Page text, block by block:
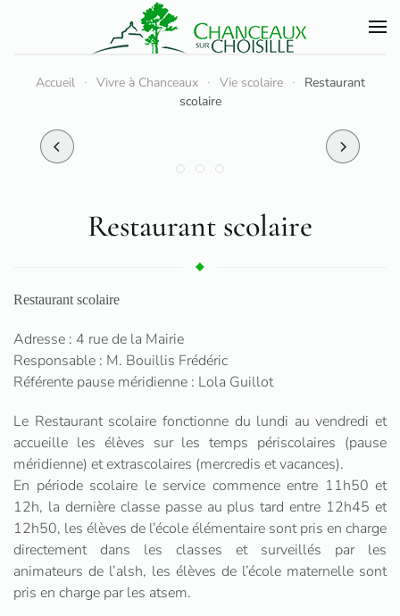
Accéder au contenu principal
Accueil Vivre à Chanceaux Vie scolaire
Restaurant
scolaire
Restaurant scolaire
Restaurant scolaire
Adresse : 4 rue de la Mairie
Responsable : M. Bouillis Frédéric
Référente pause méridienne : Lola Guillot
Le Restaurant scolaire fonctionne du lundi au vendredi et
accueille les élèves sur les temps périscolaires (pause
méridienne) et extrascolaires (mercredis et vacances).
En période scolaire le service commence entre 11h50 et
12h, la dernière classe passe au plus tard entre 12h45 et
12h50, les élèves de l’école élémentaire sont pris en charge
directement dans les classes et surveillés par les
animateurs de l’alsh, les élèves de l’école maternelle sont
pris en charge par les atsem.